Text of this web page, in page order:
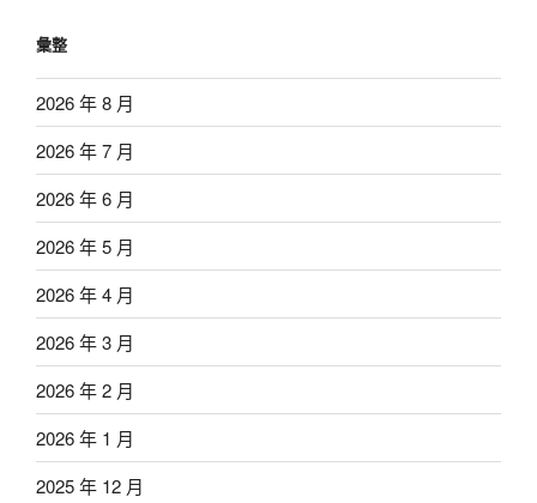
彙整
2026 年 8 月
2026 年 7 月
2026 年 6 月
2026 年 5 月
2026 年 4 月
2026 年 3 月
2026 年 2 月
2026 年 1 月
2025 年 12 月